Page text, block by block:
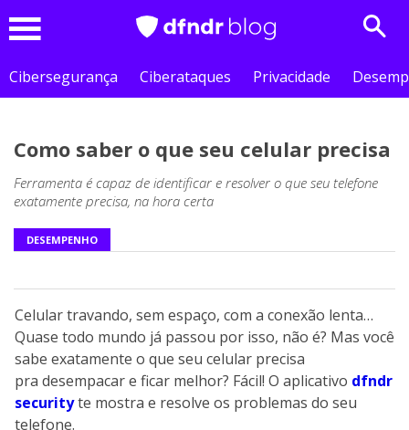
Cibersegurança
Ciberataques Privacidade
Como saber o que seu celular precisa
Ferramenta é capaz de identificar e resolver o que seu telefone
exatamente precisa, na hora certa
DESEMPENHO
Celular travando, sem espaço, com a conexão lenta…
Quase todo mundo já passou por isso, não é? Mas você
sabe exatamente o que seu celular precisa
pra desempacar e ficar melhor? Fácil! O aplicativo dfndr
securityte mostra e resolve os problemas do seu
telefone.